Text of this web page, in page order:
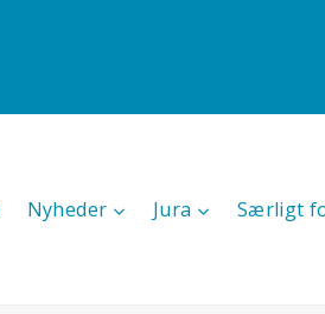
Nyheder Jura Særligt